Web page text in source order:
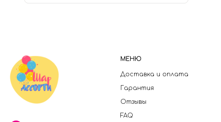
МЕНЮ
Доставка и оплата
Гарантия
Отзывы
FAQ